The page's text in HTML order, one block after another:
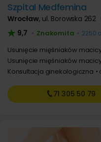
Szpital Medfemina
Wrocław, ul. Borowska 262
9,7 • Znakomita • 2250
Usunięcie mięśniaków
Usunięcie mięśniaków
Konsultacja ginekologiczna
71 305 50 79